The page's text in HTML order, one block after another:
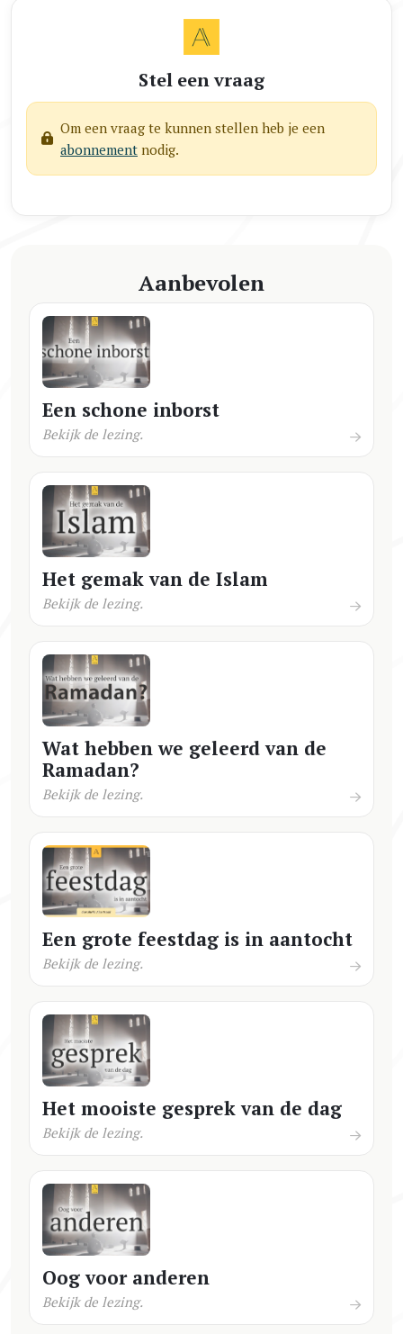
Stel een vraag
Om een vraag te kunnen stellen heb je een
abonnement nodig.
Aanbevolen
Een schone inborst
Bekijk de lezing.
Het gemak van de Islam
Bekijk de lezing.
Wat hebben we geleerd van de
Ramadan?
Bekijk de lezing.
Een grote feestdag is in aantocht
Bekijk de lezing.
Het mooiste gesprek van de dag
Bekijk de lezing.
Oog voor anderen
Bekijk de lezing.